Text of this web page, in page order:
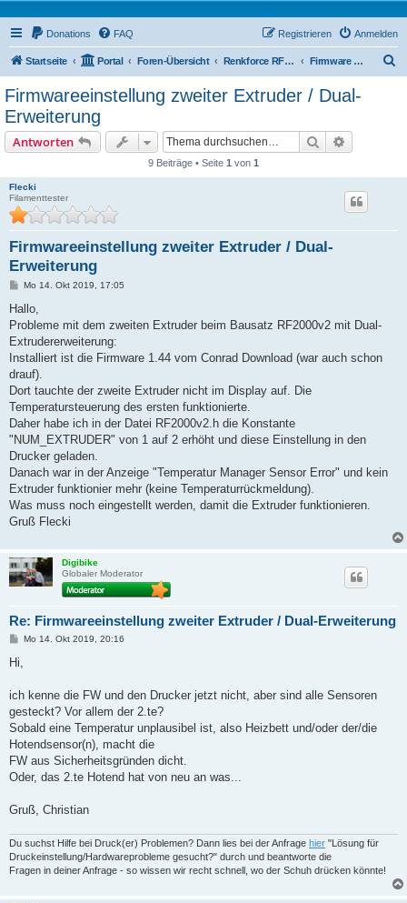
Donations FAQ Anmelden
Registrieren
Startseite Portal Foren-Übersicht Renkforce RF2000 Forum Firmware / Tweaks
Firmwareeinstellung zweiter Extruder / Dual-
Erweiterung
Antworten Suche
9 Beiträge • Seite 1 von 1
Flecki
Filamenttester
Firmwareeinstellung zweiter Extruder / Dual-
Erweiterung
B
i
r
a
Mo 14. Okt 2019, 17:05
Hallo,
Probleme mit dem zweiten Extruder beim Bausatz RF2000v2 mit Dual-
Extrudererweiterung:
Installiert ist die Firmware 1.44 vom Conrad Download (war auch schon
drauf).
Dort tauchte der zweite Extruder nicht im Display auf. Die
Temperatursteuerung des ersten funktionierte.
Daher habe ich in der Datei RF2000v2.h die Konstante
"NUM_EXTRUDER" von 1 auf 2 erhöht und diese Einstellung in den
Drucker geladen.
Danach war in der Anzeige "Temperatur Manager Sensor Error" und kein
Extruder funktionier mehr (keine Temperaturrückmeldung).
Was muss noch eingestellt werden, damit die Extruder funktionieren.
Gruß Flecki
Digibike
Globaler Moderator
Re: Firmwareeinstellung zweiter Extruder / Dual-Erweiterung
B
t
a
Mo 14. Okt 2019, 20:16
Hi,
ich kenne die FW und den Drucker jetzt nicht, aber sind alle Sensoren
gesteckt? Vor allem der 2.te?
Sobald eine Temperatur unplausibel ist, also Heizbett und/oder der/die
Hotendsensor(n), macht die
FW aus Sicherheitsgründen dicht.
Oder, das 2.te Hotend hat von neu an was...
Gruß, Christian
Du suchst Hilfe bei Druck(er) Problemen? Dann lies bei der Anfrage hier "Lösung für
Druckeinstellung/Hardwareprobleme gesucht?" durch und beantworte die
Fragen in deiner Anfrage - so wissen wir recht schnell, wo der Schuh drücken könnte!